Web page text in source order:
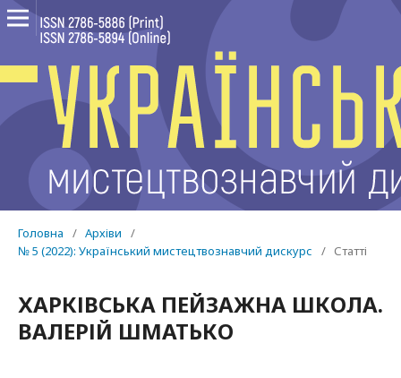
Головна / Архіви
/
№ 5 (2022): Український мистецтвознавчий дискурс
/ Статті
ХАРКІВСЬКА ПЕЙЗАЖНА ШКОЛА.
ВАЛЕРІЙ ШМАТЬКО